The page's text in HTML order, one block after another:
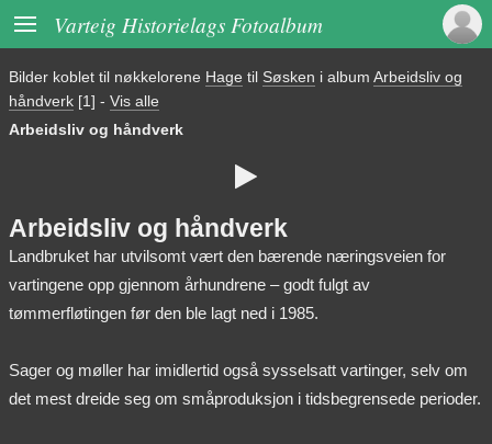
 Varteig Historielags Fotoalbum
Bilder koblet til nøkkelorene Hage til Søsken i album Arbeidsliv og
håndverk [1] - Vis alle
Arbeidsliv og håndverk

Arbeidsliv og håndverk
Landbruket har utvilsomt vært den bærende næringsveien for
vartingene opp gjennom århundrene – godt fulgt av
tømmerfløtingen før den ble lagt ned i 1985.
Sager og møller har imidlertid også sysselsatt vartinger, selv om
det mest dreide seg om småproduksjon i tidsbegrensede perioder.